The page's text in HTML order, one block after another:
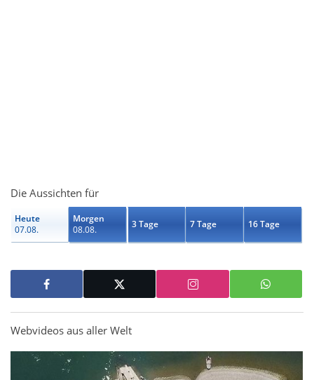
Die Aussichten für
Heute
07.08.
Morgen
08.08.
3 Tage 7 Tage 16 Tage
Webvideos aus aller Welt